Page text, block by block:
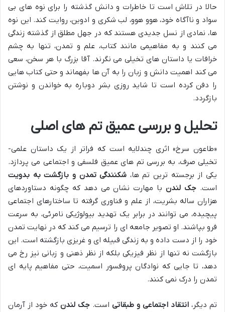
حالا در تلاش است تا خاطرات و دانش گذشته را برای نوه های بی
سواد و ناآگاه خود، هوو هوو، لب شکری و ادوین، روایت کند. این نوه
ها، نمادی از نسل جدیدی هستند که در جهل مطلق از گذشته زندگی
می کنند و به مفاهیمی مانند کتاب، علم و تمدن، تنها به چشم
خرافات یا داستان های تخیلی می نگرند. آقا بزرگ با هر سخن، سعی
می کند اهمیت دانش و زبان را به آن ها بفهماند و حتی کتاب هایی
را دفن کرده است تا شاید روزی بشر دوباره به خواندن و نوشتن
بازگردد.
تحلیل و بررسی عمیق تم های اصلی
«طاعون سرخ» اثری چندلایه است که فراتر از یک داستان علمی-
تخیلی صرف، به بررسی تم های عمیق فلسفی و اجتماعی می پردازد.
یکی از برجسته ترین تم ها، شکنندگی تمدن و بازگشت به بدویت
است. جک لندنبا مهارت نشان می دهد که چگونه دستاوردهای
هزاران ساله بشریت، از علم و فناوری گرفته تا ساختارهای اجتماعی
پیچیده، می توانند در برابر یک تهدید بیولوژیکی نامرئی، به سرعت
فرو بپاشند. او تصویر جامعه ای را ترسیم می کند که در نهایت تمدن
خود را از دست داده و به زندگی قبیله ای و غریزی بازگشته است. این
بازگشت نه تنها از نظر فیزیکی بلکه از نظر ذهنی و زبانی نیز رخ می
دهد، تا جایی که نوادگان پروفسور اسمیت، حتی مفاهیم پایه ای
تمدن را درک نمی کنند.
تم دیگر، انتقاد اجتماعی و طبقاتی است. جک لندن که خود از آرمان